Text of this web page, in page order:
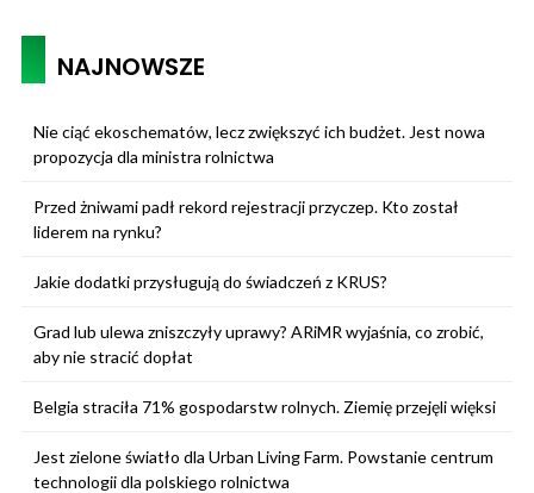
NAJNOWSZE
Nie ciąć ekoschematów, lecz zwiększyć ich budżet. Jest nowa
propozycja dla ministra rolnictwa
Przed żniwami padł rekord rejestracji przyczep. Kto został
liderem na rynku?
Jakie dodatki przysługują do świadczeń z KRUS?
Grad lub ulewa zniszczyły uprawy? ARiMR wyjaśnia, co zrobić,
aby nie stracić dopłat
Belgia straciła 71% gospodarstw rolnych. Ziemię przejęli więksi
Jest zielone światło dla Urban Living Farm. Powstanie centrum
technologii dla polskiego rolnictwa